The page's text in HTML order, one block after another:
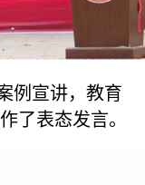
例宣讲，教育
了表态发言。